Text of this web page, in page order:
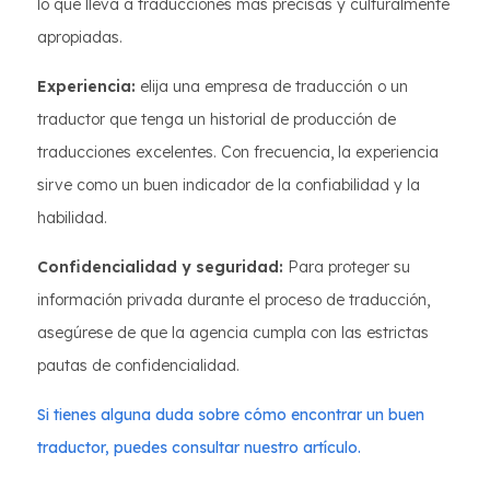
lo que lleva a traducciones más precisas y culturalmente
apropiadas.
Experiencia: elija una empresa de traducción o un
traductor que tenga un historial de producción de
traducciones excelentes. Con frecuencia, la experiencia
sirve como un buen indicador de la confiabilidad y la
habilidad.
Confidencialidad y seguridad: Para proteger su
información privada durante el proceso de traducción,
asegúrese de que la agencia cumpla con las estrictas
pautas de confidencialidad.
Si tienes alguna duda sobre cómo encontrar un buen
traductor, puedes consultar nuestro artículo.